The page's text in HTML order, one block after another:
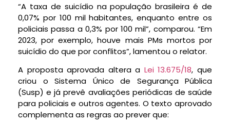
“A taxa de suicídio na população brasileira é de
0,07% por 100 mil habitantes, enquanto entre os
policiais passa a 0,3% por 100 mil”, comparou. “Em
2023, por exemplo, houve mais PMs mortos por
suicídio do que por conflitos”, lamentou o relator.
A proposta aprovada altera a Lei 13.675/18, que
criou o Sistema Único de Segurança Pública
(Susp) e já prevê avaliações periódicas de saúde
para policiais e outros agentes. O texto aprovado
complementa as regras ao prever que: